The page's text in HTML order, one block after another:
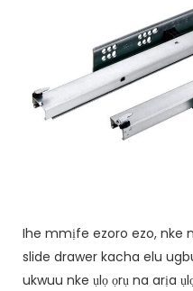
Ihe mmịfe ezoro ezo, nke
slide drawer kacha elu
ukwuu nke ụlọ ọrụ na arịa